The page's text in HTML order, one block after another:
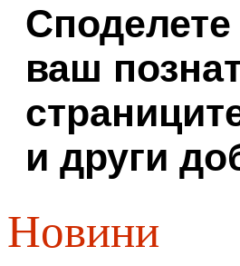
Споделете
ваш
и други
Новини